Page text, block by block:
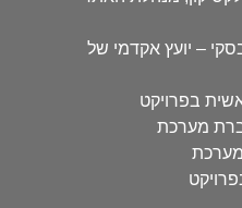
– יועץ אקדמי של
בפרויקט
מערכת